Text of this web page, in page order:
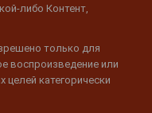
либо Контент,
только для
воспроизведение или
целей категорически